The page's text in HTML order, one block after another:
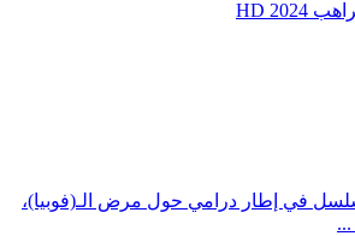
في إطار درامي حول مرض الـ(فوبيا)،